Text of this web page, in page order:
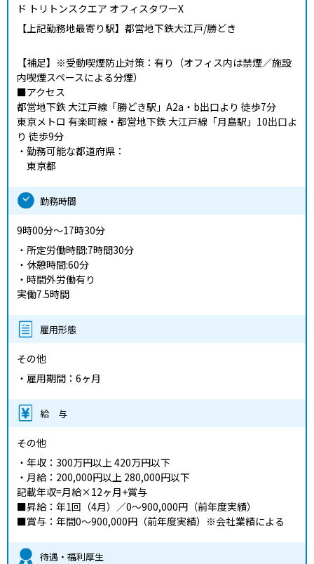
ド トリトンスクエア オフィスタワーX
【上記勤務地最寄り駅】都営地下鉄大江戸/勝どき
【補足】 ※受動喫煙防止対策：有り（オフィス内は禁煙／施設
内喫煙スペースによる分煙）
■アクセス
都営地下鉄 大江戸線「勝どき駅」A2a・b出口より 徒歩7分
東京メトロ 有楽町線・都営地下鉄 大江戸線「月島駅」10出口よ
り 徒歩9分
・勤務可能な都道府県：
東京都
勤務時間
9時00分～17時30分
・所定労働時間:7時間30分
・休憩時間:60分
・時間外労働有り
実働7.5時間
雇用形態
その他
・雇用期間：6ヶ月
給 与
その他
・年収：300万円以上 420万円以下
・月給：200,000円以上 280,000円以下
記載年収=月給×12ヶ月+賞与
■昇給：年1回（4月）／0～900,000円（前年度実績）
■賞与：年間0～900,000円（前年度実績）※会社業績による
待遇・福利厚生